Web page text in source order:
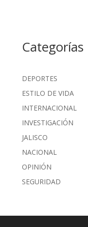
Categorías
DEPORTES
ESTILO DE VIDA
INTERNACIONAL
INVESTIGACIÓN
JALISCO
NACIONAL
OPINIÓN
SEGURIDAD